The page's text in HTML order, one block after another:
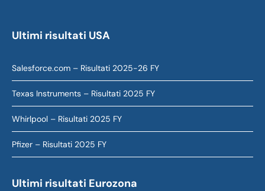
Ultimi risultati USA
Salesforce.com – Risultati 2025-26 FY
Texas Instruments – Risultati 2025 FY
Whirlpool – Risultati 2025 FY
Pfizer – Risultati 2025 FY
Ultimi risultati Eurozona